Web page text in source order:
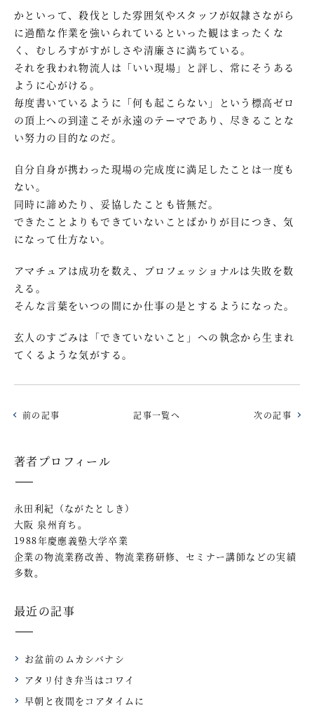
かといって、殺伐とした雰囲気やスタッフが奴隷さながら
に過酷な作業を強いられているといった観はまったくな
く、むしろすがすがしさや清廉さに満ちている。
それを我われ物流人は「いい現場」と評し、常にそうある
ように心がける。
毎度書いているように「何も起こらない」という標高ゼロ
の頂上への到達こそが永遠のテーマであり、尽きることな
い努力の目的なのだ。
自分自身が携わった現場の完成度に満足したことは一度も
ない。
同時に諦めたり、妥協したことも皆無だ。
できたことよりもできていないことばかりが目につき、気
になって仕方ない。
アマチュアは成功を数え、プロフェッショナルは失敗を数
える。
そんな言葉をいつの間にか仕事の是とするようになった。
玄人のすごみは「できていないこと」への執念から生まれ
てくるような気がする。
前の記事 記事一覧へ 次の記事
著者プロフィール
永田利紀（ながたとしき）
大阪 泉州育ち。
1988年慶應義塾大学卒業
企業の物流業務改善、物流業務研修、セミナー講師などの実績
多数。
最近の記事
お盆前のムカシバナシ
アタリ付き弁当はコワイ
早朝と夜間をコアタイムに